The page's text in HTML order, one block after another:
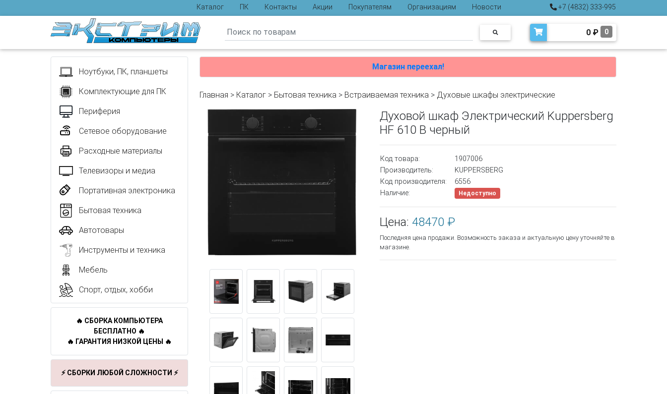
Каталог ПК Контакты Акции Покупателям Организациям
Новости
Отзывы
+7 (4832) 333-995
0 ₽ 0
Ноутбуки, ПК, планшеты
Комплектующие для ПК
Периферия
Сетевое оборудование
Расходные материалы
Телевизоры и медиа
Портативная электроника
Бытовая техника
Автотовары
Инструменты и техника
Мебель
Спорт, отдых, хобби
🔥 СБОРКА КОМПЬЮТЕРА
БЕСПЛАТНО 🔥
🔥 ГАРАНТИЯ НИЗКОЙ ЦЕНЫ 🔥
⚡ СБОРКИ ЛЮБОЙ СЛОЖНОСТИ ⚡
Магазин переехал!
Главная > Каталог > Бытовая техника > Встраиваемая техника > Духовые шкафы электрические
Духовой шкаф Электрический Kuppersberg
HF 610 B черный
Код товара:
1907006
Производитель:
KUPPERSBERG
Код производителя:
6556
Наличие:
Недоступно
Цена: 48470 ₽
Последняя цена продажи. Возможность заказа и актуальную цену уточняйте в
магазине.